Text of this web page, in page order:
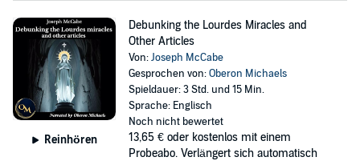
Reinhören
Debunking the Lourdes Miracles and
Other Articles
Von:Joseph McCabe
Gesprochen von:Oberon Michaels
Spieldauer: 3 Std. und 15 Min.
Sprache: Englisch
Noch nicht bewertet
13,65 € oder kostenlos mit einem
Probeabo. Verlängert sich automatisch